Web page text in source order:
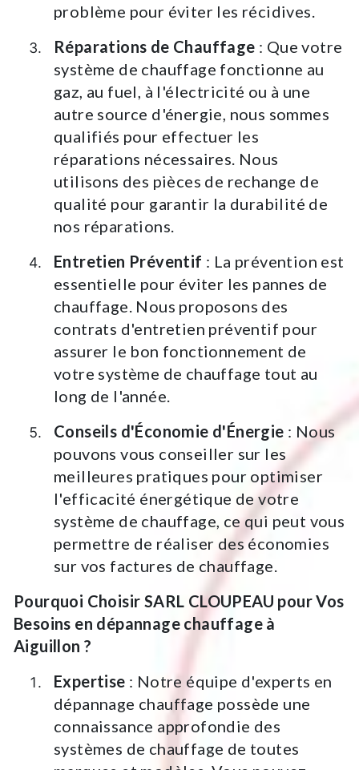
problème pour éviter les récidives.
Réparations de Chauffage : Que votre
système de chauffage fonctionne au
gaz, au fuel, à l'électricité ou à une
autre source d'énergie, nous sommes
qualifiés pour effectuer les
réparations nécessaires. Nous
utilisons des pièces de rechange de
qualité pour garantir la durabilité de
nos réparations.
Entretien Préventif : La prévention est
essentielle pour éviter les pannes de
chauffage. Nous proposons des
contrats d'entretien préventif pour
assurer le bon fonctionnement de
votre système de chauffage tout au
long de l'année.
Conseils d'Économie d'Énergie : Nous
pouvons vous conseiller sur les
meilleures pratiques pour optimiser
l'efficacité énergétique de votre
système de chauffage, ce qui peut vous
permettre de réaliser des économies
sur vos factures de chauffage.
Pourquoi Choisir SARL CLOUPEAU pour Vos
Besoins en dépannage chauffage à
Aiguillon ?
Expertise : Notre équipe d'experts en
dépannage chauffage possède une
connaissance approfondie des
systèmes de chauffage de toutes